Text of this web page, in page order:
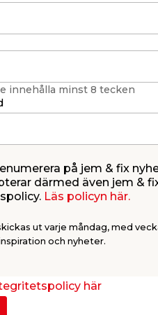
Läs mer om Trygg e-handel
innehålla minst 8 tecken
på jem & fix
därmed även jem &
Läs policyn här.
ut varje måndag, med
och nyheter.
här